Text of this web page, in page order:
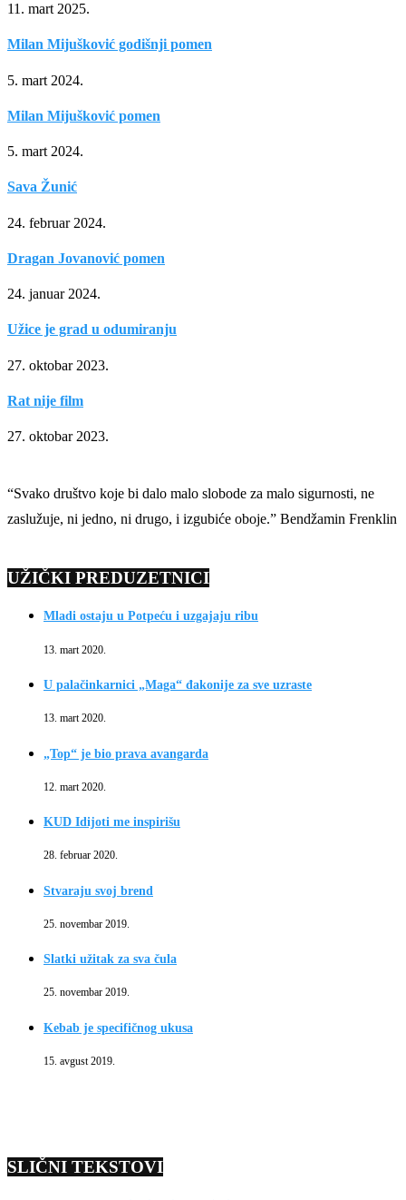
11. mart 2025.
Milan Mijušković godišnji pomen
5. mart 2024.
Milan Mijušković pomen
5. mart 2024.
Sava Žunić
24. februar 2024.
Dragan Jovanović pomen
24. januar 2024.
Užice je grad u odumiranju
27. oktobar 2023.
Rat nije film
27. oktobar 2023.
“Svako društvo koje bi dalo malo slobode za malo sigurnosti, ne
zaslužuje, ni jedno, ni drugo, i izgubiće oboje.” Bendžamin Frenklin
UŽIČKI PREDUZETNICI
Mladi ostaju u Potpeću i uzgajaju ribu
13. mart 2020.
U palačinkarnici „Maga“ đakonije za sve uzraste
13. mart 2020.
„Top“ je bio prava avangarda
12. mart 2020.
KUD Idijoti me inspirišu
28. februar 2020.
Stvaraju svoj brend
25. novembar 2019.
Slatki užitak za sva čula
25. novembar 2019.
Kebab je specifičnog ukusa
15. avgust 2019.
SLIČNI TEKSTOVI